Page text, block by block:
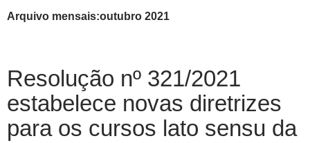
Arquivo mensais:outubro 2021
Resolução nº 321/2021
estabelece novas diretrizes
para os cursos lato sensu da